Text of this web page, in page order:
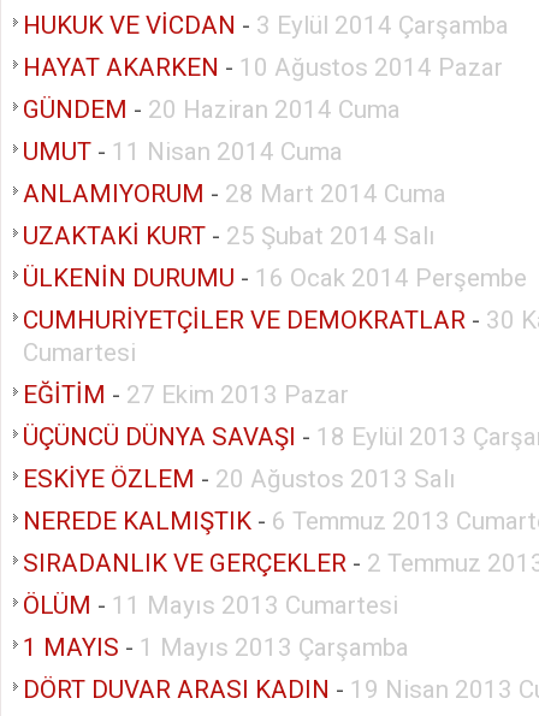
HUKUK VE VİCDAN - 3 Eylül 2014 Çarşamba
HAYAT AKARKEN - 10 Ağustos 2014 Pazar
GÜNDEM - 20 Haziran 2014 Cuma
UMUT - 11 Nisan 2014 Cuma
ANLAMIYORUM - 28 Mart 2014 Cuma
UZAKTAKİ KURT - 25 Şubat 2014 Salı
ÜLKENİN DURUMU - 16 Ocak 2014 Perşembe
CUMHURİYETÇİLER VE DEMOKRATLAR - 30
Cumartesi
EĞİTİM - 27 Ekim 2013 Pazar
ÜÇÜNCÜ DÜNYA SAVAŞI - 18 Eylül 2013
ESKİYE ÖZLEM - 20 Ağustos 2013 Salı
NEREDE KALMIŞTIK - 6 Temmuz 2013
SIRADANLIK VE GERÇEKLER - 2 Temmuz
ÖLÜM - 11 Mayıs 2013 Cumartesi
1 MAYIS - 1 Mayıs 2013 Çarşamba
DÖRT DUVAR ARASI KADIN - 19 Nisan 2013